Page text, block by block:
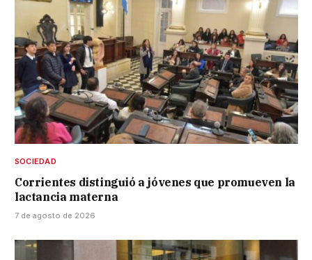
SOCIEDAD
Corrientes distinguió a jóvenes que promueven la
lactancia materna
7 de agosto de 2026